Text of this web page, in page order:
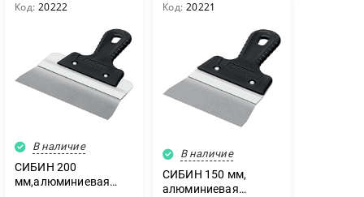
Код: 20222
В наличие
СИБИН 200
мм,алюминиевая
Код: 20221
В наличие
СИБИН 150 мм,
алюминиевая